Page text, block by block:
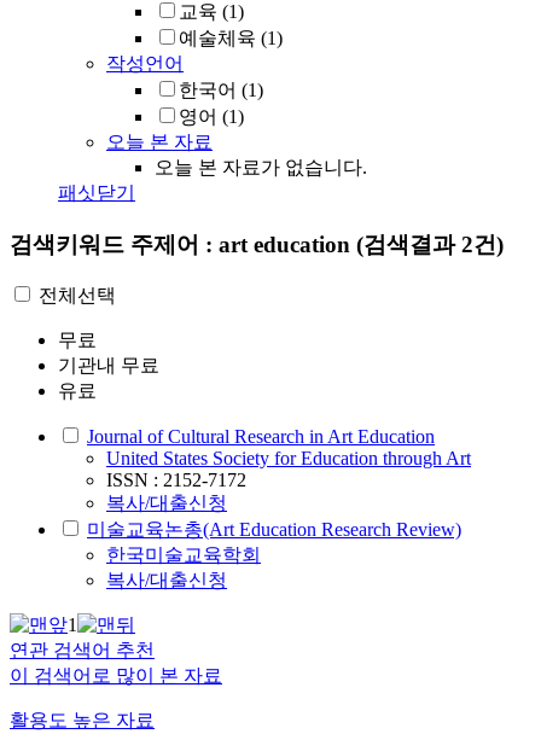
교육 (1)
예술체육 (1)
작성언어
한국어 (1)
영어 (1)
오늘 본 자료
오늘 본 자료가 없습니다.
패싯닫기
검색키워드 주제어 : art education (검색결과 2건)
전체선택
무료
기관내 무료
유료
Journal of Cultural Research in Art Education
United States Society for Education through Art
ISSN : 2152-7172
복사/대출신청
미술교육논총(Art Education Research Review)
한국미술교육학회
복사/대출신청
1
연관 검색어 추천
이 검색어로 많이 본 자료
활용도 높은 자료